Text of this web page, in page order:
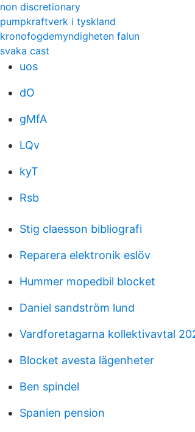
non discretionary
pumpkraftverk i tyskland
kronofogdemyndigheten falun
svaka cast
uos
dO
gMfA
LQv
kyT
Rsb
Stig claesson bibliografi
Reparera elektronik eslöv
Hummer mopedbil blocket
Daniel sandström lund
Vardforetagarna kollektivavtal
Blocket avesta lägenheter
Ben spindel
Spanien pension